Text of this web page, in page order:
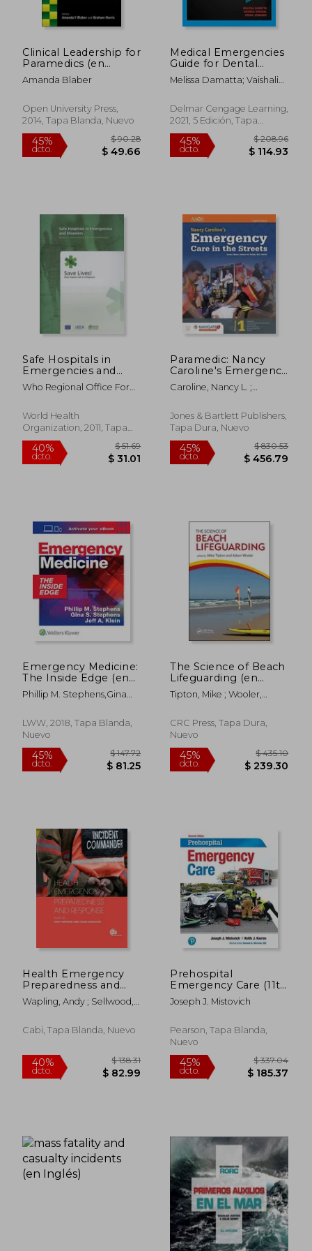
40%
dcto.
40%
dcto.
Clinical Leadership for
Paramedics (en
Inglés)
Amanda Blaber
Open University Press,
2014, Tapa Blanda, Nuevo
45%
dcto.
$ 90.28
$ 49.66
Medical Emergencies
Guide for Dental
Auxiliaries (en Inglés)
Melissa Damatta; Vaishali
Delmar Cengage Learning,
2021, 5 Edición, Tapa
Blanda, Nuevo
45%
Safe Hospitals in
Emergencies and
Disasters: Structural,
Non-Structural and
(en Inglés)
Who Regional Office For
World Health
Organization, 2011, Tapa
Blanda, Nuevo
40%
dcto.
Paramedic: Nancy
Caroline's Emergency
Care in the Streets
(en Inglés)
Caroline, Nancy L. ;
Orthopaedic Surgeons
Jones & Bartlett Publishers,
Tapa Dura, Nuevo
45%
dcto. $
Emergency Medicine:
The Inside Edge (en
Inglés)
Phillip M. Stephens,Gina
LWW, 2018, Tapa Blanda,
Nuevo
The Science of Beach
Lifeguarding (en
Inglés)
Tipton, Mike ; Wooler,
CRC Press, Tapa Dura,
Nuevo
Health Emergency
Preparedness and
Response (en Inglés)
Wapling, Andy ; Sellwood,
Cabi, Tapa Blanda, Nuevo
Prehospital
Emergency Care (11th
Edition)
Joseph J. Mistovich
Pearson, Tapa Blanda,
Nuevo